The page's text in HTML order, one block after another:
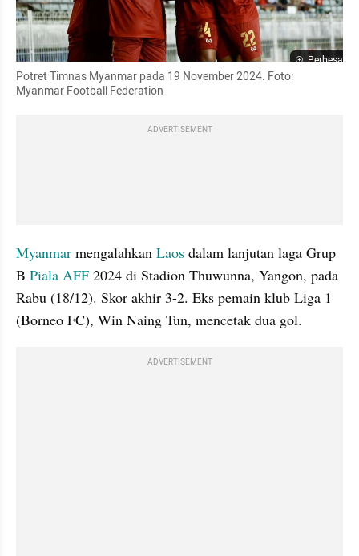
Perbesar
Potret Timnas Myanmar pada 19 November 2024. Foto:
Myanmar Football Federation
ADVERTISEMENT
Myanmar mengalahkan Laos dalam lanjutan laga Grup
B Piala AFF 2024 di Stadion Thuwunna, Yangon, pada
Rabu (18/12). Skor akhir 3-2. Eks pemain klub Liga 1
(Borneo FC), Win Naing Tun, mencetak dua gol.
ADVERTISEMENT